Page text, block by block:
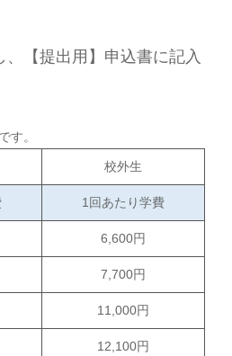
【提出用】申込書に記入
す。
校外生
1回あたり学費
6,600円
7,700円
11,000円
12,100円